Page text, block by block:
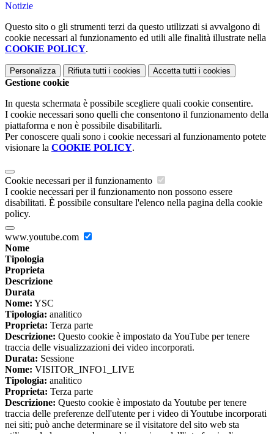
Notizie
Questo sito o gli strumenti terzi da questo utilizzati si avvalgono di
cookie necessari al funzionamento ed utili alle finalità illustrate nella
COOKIE POLICY.
Personalizza Rifiuta tutti i cookies Accetta tutti i cookies
Gestione cookie
In questa schermata è possibile scegliere quali cookie consentire.
I cookie necessari sono quelli che consentono il funzionamento della
piattaforma e non è possibile disabilitarli.
Per conoscere quali sono i cookie necessari al funzionamento potete
visionare la COOKIE POLICY.
Cookie necessari per il funzionamento
I cookie necessari per il funzionamento non possono essere
disabilitati. È possibile consultare l'elenco nella pagina della cookie
policy.
www.youtube.com
Nome
Tipologia
Proprieta
Descrizione
Durata
Nome: YSC
Tipologia: analitico
Proprieta: Terza parte
Descrizione: Questo cookie è impostato da YouTube per tenere
traccia delle visualizzazioni dei video incorporati.
Durata: Sessione
Nome: VISITOR_INFO1_LIVE
Tipologia: analitico
Proprieta: Terza parte
Descrizione: Questo cookie è impostato da Youtube per tenere
traccia delle preferenze dell'utente per i video di Youtube incorporati
nei siti; può anche determinare se il visitatore del sito web sta